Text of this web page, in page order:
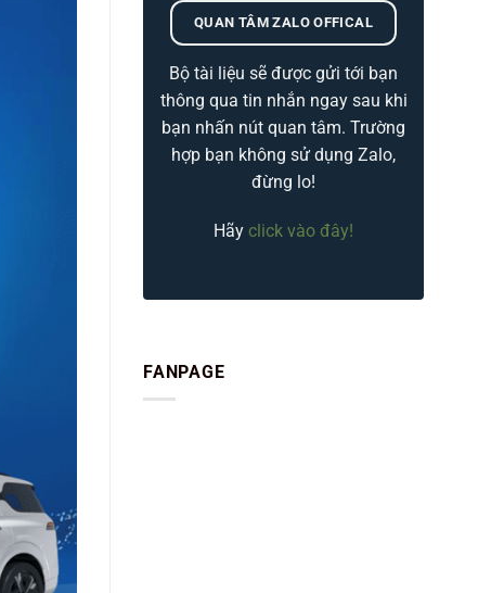
QUAN TÂM ZALO OFFICAL
Bộ tài liệu sẽ được gửi tới bạn
thông qua tin nhắn ngay sau khi
bạn nhấn nút quan tâm. Trường
hợp bạn không sử dụng Zalo,
đừng lo!
Hãy click vào đây!
FANPAGE